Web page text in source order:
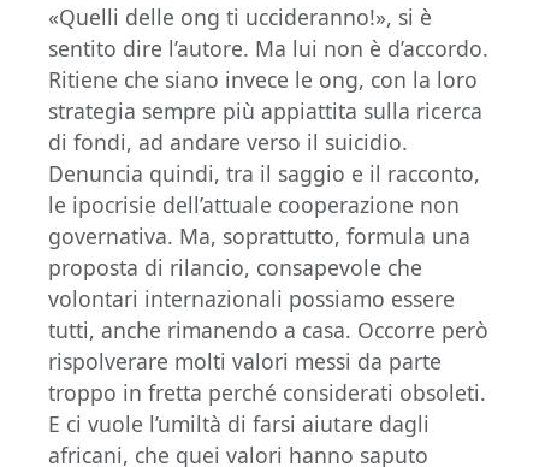
«Quelli delle ong ti uccideranno!», si è
sentito dire l’autore. Ma lui non è d’accordo.
Ritiene che siano invece le ong, con la loro
strategia sempre più appiattita sulla ricerca
di fondi, ad andare verso il suicidio.
Denuncia quindi, tra il saggio e il racconto,
le ipocrisie dell’attuale cooperazione non
governativa. Ma, soprattutto, formula una
proposta di rilancio, consapevole che
volontari internazionali possiamo essere
tutti, anche rimanendo a casa. Occorre però
rispolverare molti valori messi da parte
troppo in fretta perché considerati obsoleti.
E ci vuole l’umiltà di farsi aiutare dagli
africani, che quei valori hanno saputo